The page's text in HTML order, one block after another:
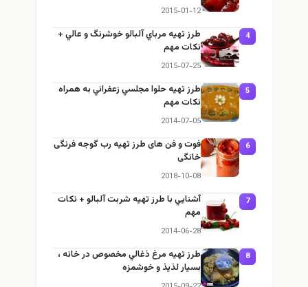
2015-01-12
4
طرز تهيه مرباي آلبالو خوشرنگ و عالي +
نكات مهم
2015-07-25
5
طرز تهيه حلوا مجلسي زعفراني به همراه
نكات مهم
2014-07-05
6
فوت و فن های طرز تهیه رب گوجه فرنگی
خانگی
2018-10-08
7
آشنايي با طرز تهيه شربت آلبالو + نكات
مهم
2014-06-28
8
طرز تهيه مرغ ذغالي مخصوص در خانه ،
بسيار لذيذ و خوشمزه